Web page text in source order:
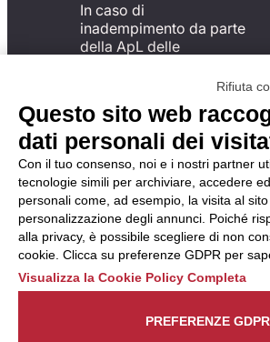
In caso di
inadempimento da parte
della ApL delle
del Codice di Condotta, è
possibile presentare un
reclamo
all’Organismo di
Monitoraggio utilizzando
una delle modalità
descritte al seguente
indirizzo web
https://odm-
agenzielavoro.it/reclami/ .
Rifiuta
Questo sito web
dati personali dei
Con il tuo consenso, noi e i nostri partner
tecnologie simili per archiviare, accedere
personali come, ad esempio, la visita al
personalizzazione degli annunci. Poiché
alla privacy, è possibile scegliere di non
cookie. Clicca su preferenze GDPR per
Visualizza la Cookie Policy Completa
PREFERENZE GDPR